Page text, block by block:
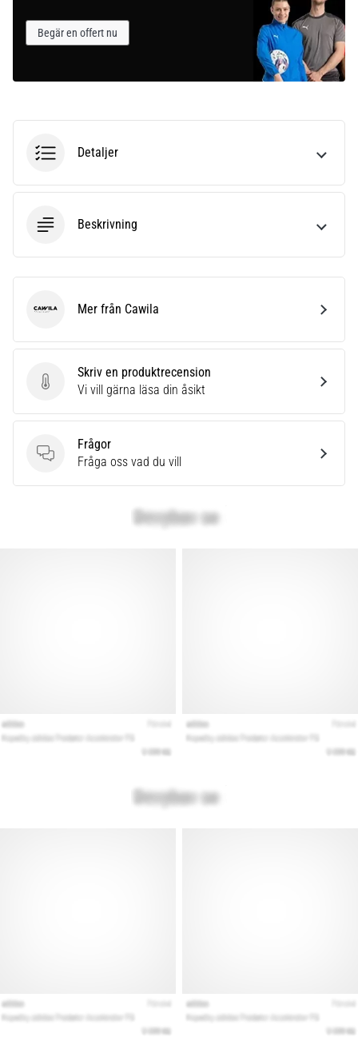
Begär en offert nu
Detaljer
Beskrivning
Skriv en produktrecension
Skriv en produktrecension
Vi vill gärna läsa din åsikt
Frågor
Frågor
Fråga oss vad du vill
Cawila Mer från Cawila